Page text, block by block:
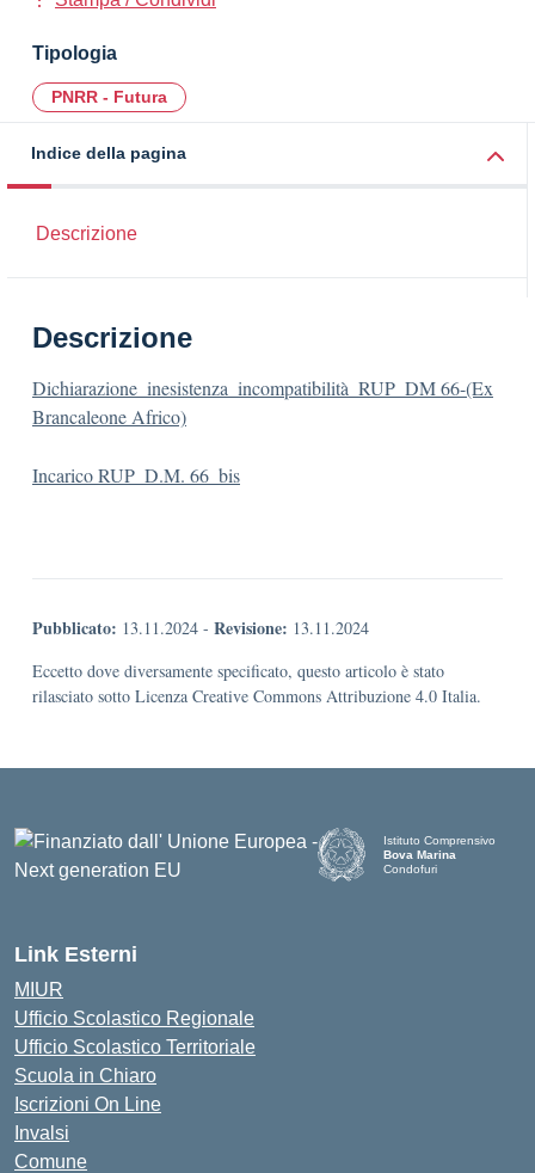
Tipologia
PNRR - Futura
Indice della pagina
Descrizione
Descrizione
Dichiarazione_inesistenza_incompatibilità_RUP_DM 66-(Ex
Brancaleone Africo)
Incarico RUP_D.M. 66_bis
Pubblicato: 13.11.2024 - Revisione: 13.11.2024
Eccetto dove diversamente specificato, questo articolo è stato
rilasciato sotto Licenza Creative Commons Attribuzione 4.0 Italia.
Istituto Comprensivo
Bova Marina
Condofuri
Link Esterni
MIUR
Ufficio Scolastico Regionale
Ufficio Scolastico Territoriale
Scuola in Chiaro
Iscrizioni On Line
Invalsi
Comune